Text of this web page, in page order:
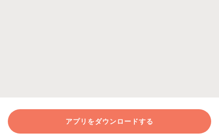
アプリをダウンロードする